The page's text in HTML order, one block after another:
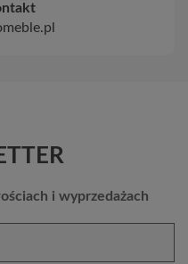
i wyprzedażach